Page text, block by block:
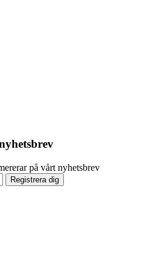
på vårt nyhetsbrev
Registrera dig